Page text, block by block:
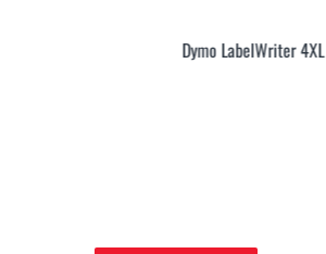
Dymo LabelWriter 4XL